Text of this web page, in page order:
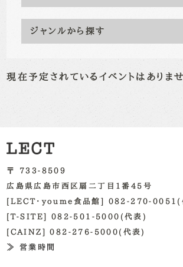
ジャンルから探す
現在予定されているイベントはありませ
〒 733-8509
広島県広島市西区扇二丁目1番45号
[LECT・youme食品館] 082-270-
[T-SITE] 082-501-5000(代表)
[CAINZ] 082-276-5000(代表)
≫ 営業時間